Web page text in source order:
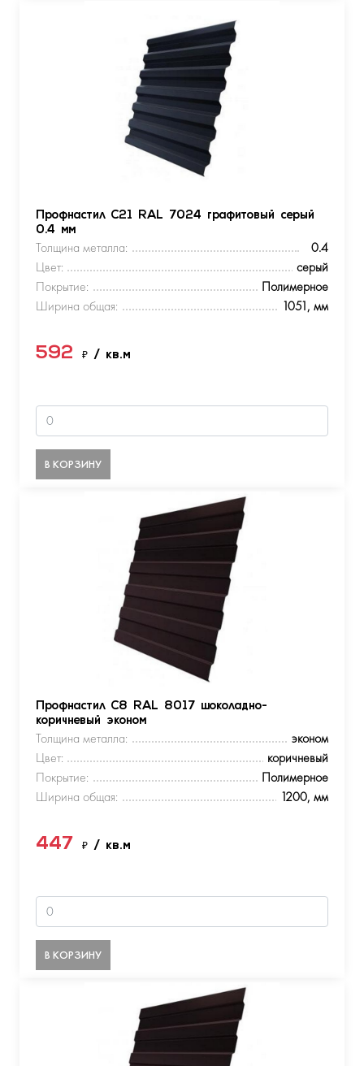
Профнастил С21 RAL 7024 графитовый серый
0.4 мм
Толщина металла:
0.4
Цвет:
серый
Покрытие:
Полимерное
Ширина общая:
1051, мм
592 ₽ / кв.м
В КОРЗИНУ
Профнастил С8 RAL 8017 шоколадно-
коричневый эконом
Толщина металла:
эконом
Цвет:
коричневый
Покрытие:
Полимерное
Ширина общая:
1200, мм
447 ₽ / кв.м
В КОРЗИНУ